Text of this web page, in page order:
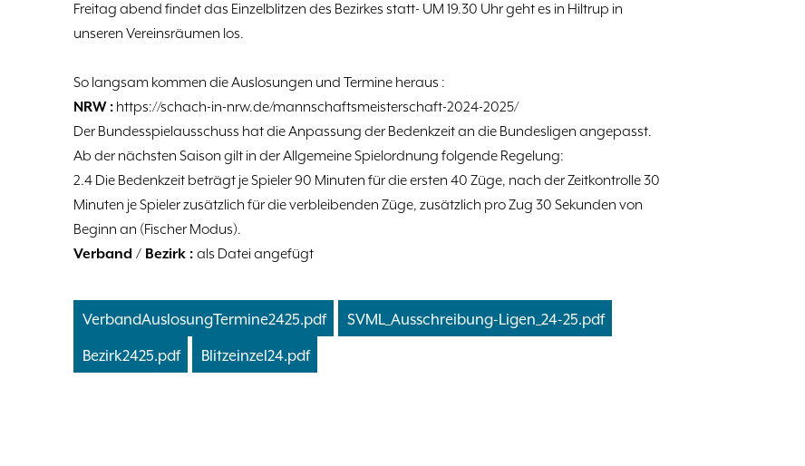
Freitag abend findet das Einzelblitzen des Bezirkes statt- UM 19.30 Uhr geht es in Hiltrup in
unseren Vereinsräumen los.
So langsam kommen die Auslosungen und Termine heraus :
NRW : https://schach-in-nrw.de/mannschaftsmeisterschaft-2024-2025/
Der Bundesspielausschuss hat die Anpassung der Bedenkzeit an die Bundesligen angepasst.
Ab der nächsten Saison gilt in der Allgemeine Spielordnung folgende Regelung:
2.4 Die Bedenkzeit beträgt je Spieler 90 Minuten für die ersten 40 Züge, nach der Zeitkontrolle 30
Minuten je Spieler zusätzlich für die verbleibenden Züge, zusätzlich pro Zug 30 Sekunden von
Beginn an (Fischer Modus).
Verband / Bezirk : als Datei angefügt
VerbandAuslosungTermine2425.pdf SVML_Ausschreibung-Ligen_24-25.pdf
Bezirk2425.pdf Blitzeinzel24.pdf